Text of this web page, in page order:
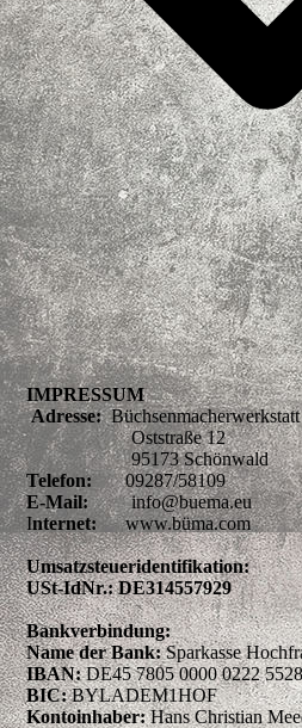
IMPRESSUM
Adresse:
Oststraße 12
95173 Schönwald
Telefon:09287/58109
E-Mail: info@buema.eu
Internet:www.büma.com
Umsatzsteueridentifikation:
USt-IdNr.: DE314557929
Bankverbindung:
Name der Bank:Sparkasse
IBAN:DE45 7805 0000 0222
BIC:BYLADEM1HOF
Kontoinhaber:Hans Christian